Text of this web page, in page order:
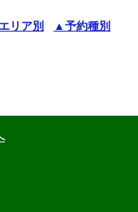
リア別 ▲予約種別